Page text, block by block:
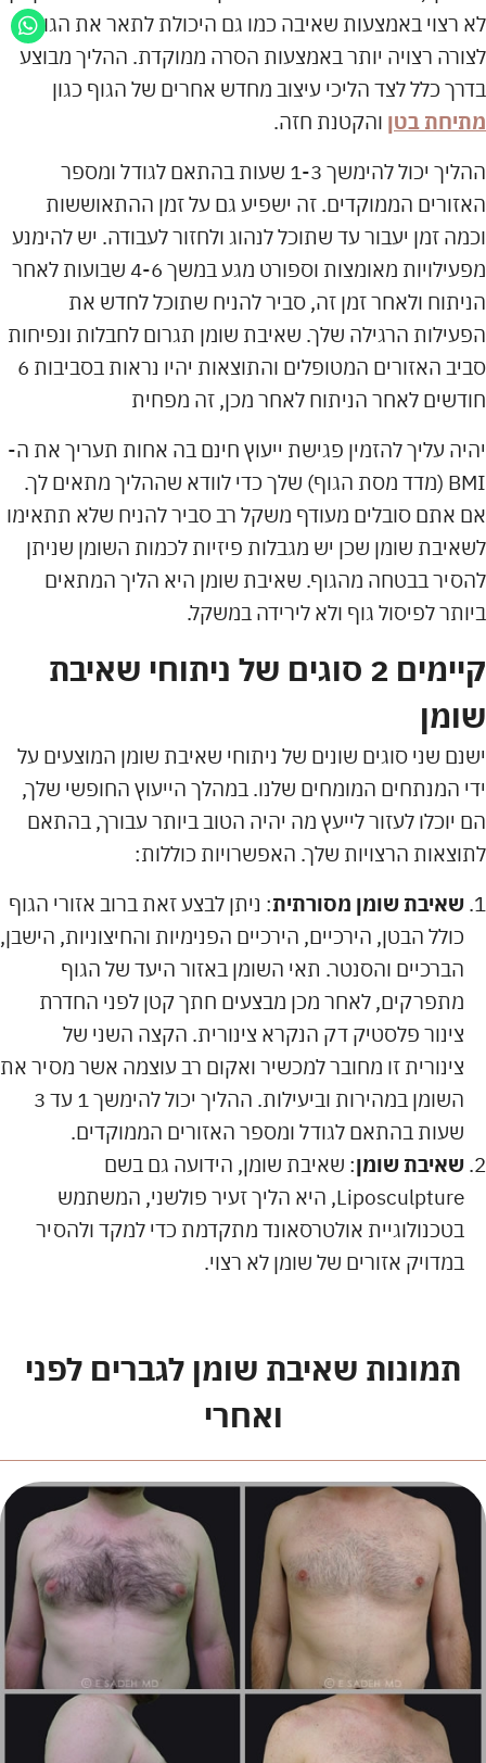
לא רצוי באמצעות שאיבה כמו גם היכולת לתאר את הגוף
לצורה רצויה יותר באמצעות הסרה ממוקדת. ההליך מבוצע
בדרך כלל לצד הליכי עיצוב מחדש אחרים של הגוף כגון
מתיחת בטן והקטנת חזה.
ההליך יכול להימשך 1-3 שעות בהתאם לגודל ומספר
האזורים הממוקדים. זה ישפיע גם על זמן ההתאוששות
וכמה זמן יעבור עד שתוכל לנהוג ולחזור לעבודה. יש להימנע
מפעילויות מאומצות וספורט מגע במשך 4-6 שבועות לאחר
הניתוח ולאחר זמן זה, סביר להניח שתוכל לחדש את
הפעילות הרגילה שלך. שאיבת שומן תגרום לחבלות ונפיחות
סביב האזורים המטופלים והתוצאות יהיו נראות בסביבות 6
חודשים לאחר הניתוח לאחר מכן, זה מפחית
יהיה עליך להזמין פגישת ייעוץ חינם בה אחות תעריך את ה-
BMI (מדד מסת הגוף) שלך כדי לוודא שההליך מתאים לך.
אם אתם סובלים מעודף משקל רב סביר להניח שלא תתאימו
לשאיבת שומן שכן יש מגבלות פיזיות לכמות השומן שניתן
להסיר בבטחה מהגוף. שאיבת שומן היא הליך המתאים
ביותר לפיסול גוף ולא לירידה במשקל.
קיימים 2 סוגים של ניתוחי שאיבת
שומן
ישנם שני סוגים שונים של ניתוחי שאיבת שומן המוצעים על
ידי המנתחים המומחים שלנו. במהלך הייעוץ החופשי שלך,
הם יוכלו לעזור לייעץ מה יהיה הטוב ביותר עבורך, בהתאם
לתוצאות הרצויות שלך. האפשרויות כוללות:
שאיבת שומן מסורתית: ניתן לבצע זאת ברוב אזורי הגוף
כולל הבטן, הירכיים, הירכיים הפנימיות והחיצוניות, הישבן,
הברכיים והסנטר. תאי השומן באזור היעד של הגוף
מתפרקים, לאחר מכן מבצעים חתך קטן לפני החדרת
צינור פלסטיק דק הנקרא צינורית. הקצה השני של
צינורית זו מחובר למכשיר ואקום רב עוצמה אשר מסיר את
השומן במהירות וביעילות. ההליך יכול להימשך 1 עד 3
שעות בהתאם לגודל ומספר האזורים הממוקדים.
שאיבת שומן: שאיבת שומן, הידועה גם בשם
Liposculpture, היא הליך זעיר פולשני, המשתמש
בטכנולוגיית אולטרסאונד מתקדמת כדי למקד ולהסיר
במדויק אזורים של שומן לא רצוי.
תמונות שאיבת שומן לגברים לפני
ואחרי